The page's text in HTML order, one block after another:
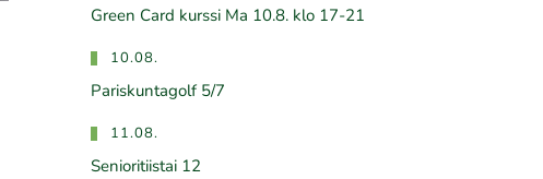
Green Card kurssi Ma 10.8. klo 17-21
10.08.
Pariskuntagolf 5/7
11.08.
Senioritiistai 12